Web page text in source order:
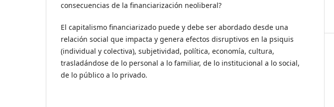
consecuencias de la financiarización neoliberal?
El capitalismo financiarizado puede y debe ser abordado desde una
relación social que impacta y genera efectos disruptivos en la psiquis
(individual y colectiva), subjetividad, política, economía, cultura,
trasladándose de lo personal a lo familiar, de lo institucional a lo social,
de lo público a lo privado.